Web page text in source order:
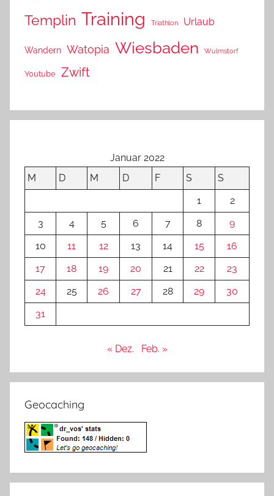
Templin Training Triathlon Urlaub
Wandern Watopia Wiesbaden Wulmstorf
Youtube Zwift
Januar 2022
M
D M D F S
S
1
2
3
4 5 6 7 8
9
10
11 12 13 14 15
16
17
18 19 20 21 22
23
24
25 26 27 28 29
30
31
« Dez. Feb. »
Geocaching